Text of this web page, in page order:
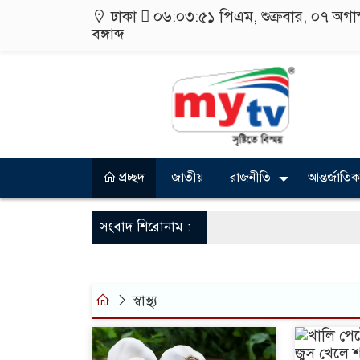
ঢাকা ০৬:০৩:৫১ পিএম, শুক্রবার, ০৭
বঙ্গাব্দ
প্রচ্ছদ জাতীয় রাজনীতি আন্তর্জাতিক
সংবাদ শিরোনাম :
স্বাস্থ্য